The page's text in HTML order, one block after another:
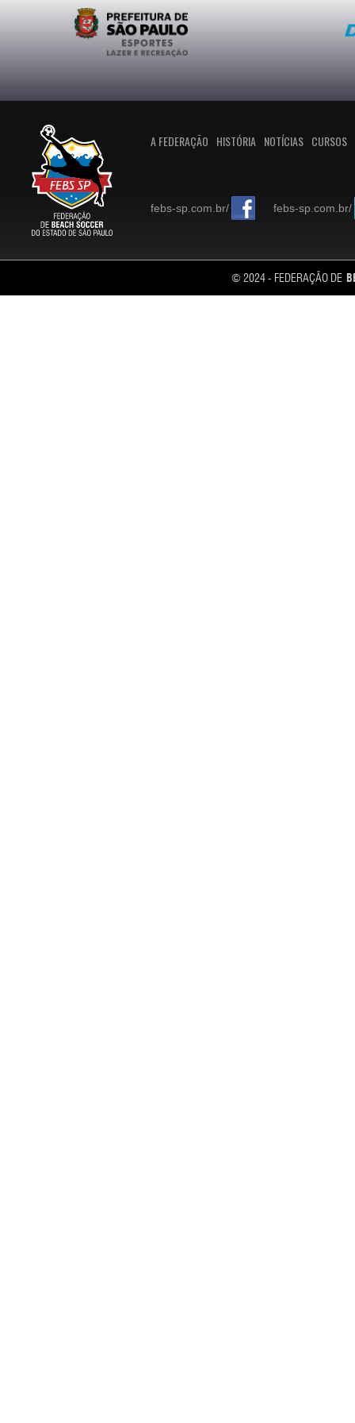
A FEDERAÇÃO HISTÓRIA NOTÍCIAS CURSOS
febs-sp.com.br/ febs-sp.com.br/
© 2024 - FEDERAÇÃO DE